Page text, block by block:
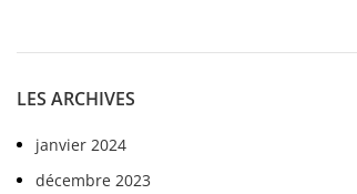
LES ARCHIVES
janvier 2024
décembre 2023